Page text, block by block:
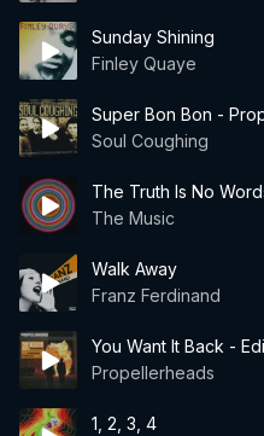
Sunday Shining
Finley Quaye
Super Bon Bon -
Soul Coughing
The Truth Is No
The Music
Walk Away
Franz Ferdinand
You Want It Back -
Propellerheads
1, 2, 3, 4